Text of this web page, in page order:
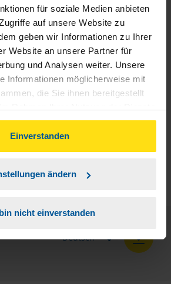
für soziale Medien anbieten
auf unsere Website zu
geben wir Informationen zu Ihrer
Website an unsere Partner für
und Analysen weiter. Unsere
Informationen möglicherweise mit
die Sie ihnen bereitgestellt
Sie auf Einverstanden klicken,
von Cookies, gemäß
Einverstanden
ändern
nicht einverstanden
erstellen zu können, benötigen
Berater eine Reihe von
Dazu gehört beispielsweise die
Ihre
der Rentenbescheid oder
das Kindergeld.
können und keinen der
stellen wir Ihnen hier eine
Beamte, Auszubildende und
zur Verfügung.
Deutsch